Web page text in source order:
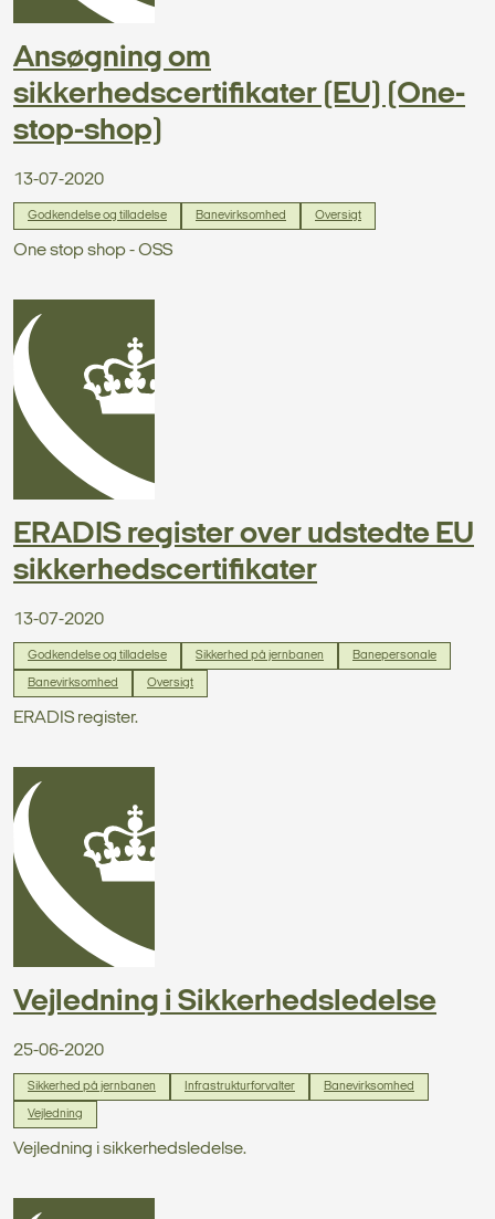
Ansøgning om
sikkerhedscertifikater (EU) (One-
stop-shop)
13-07-2020
Godkendelse og tilladelse Banevirksomhed Oversigt
One stop shop - OSS
ERADIS register over udstedte EU
sikkerhedscertifikater
13-07-2020
Godkendelse og tilladelse Sikkerhed på jernbanen Banepersonale
Banevirksomhed Oversigt
ERADIS register.
Vejledning i Sikkerhedsledelse
25-06-2020
Sikkerhed på jernbanen Infrastrukturforvalter Banevirksomhed
Vejledning
Vejledning i sikkerhedsledelse.